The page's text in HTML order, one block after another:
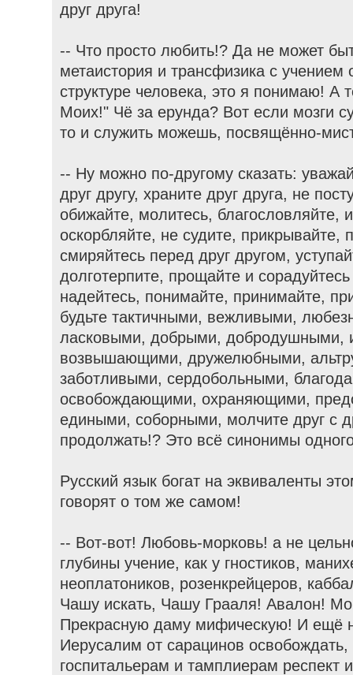
друг друга!
-- Что просто любить!? Да не может
метаистория и трансфизика с учением
структуре человека, это я понимаю! А
Моих!" Чё за ерунда? Вот если мозги
то и служить можешь, посвящённо-
-- Ну можно по-другому сказать:
друг другу, храните друг друга, не
обижайте, молитесь, благословляйте,
оскорбляйте, не судите,
смиряйтесь перед друг другом,
долготерпите, прощайте и сорадуйтесь
надейтесь, понимайте, принимайте,
будьте тактичными, вежливыми,
ласковыми, добрыми, добродушными,
возвышающими, дружелюбными,
заботливыми, сердобольными,
освобождающими, охраняющими,
едиными, соборными, молчите друг с
продолжать!? Это всё синонимы
Русский язык богат на эквиваленты
говорят о том же самом!
-- Вот-вот! Любовь-морковь! а не
глубины учение, как у гностиков,
неоплатоников, розенкрейцеров,
Чашу искать, Чашу Грааля! Авалон!
Прекрасную даму мифическую! И ещё
Иерусалим от сарацинов освобождать,
госпитальерам и тамплиерам